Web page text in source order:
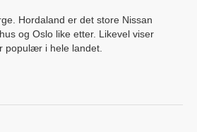
Hordaland er det store Nissan
og Oslo like etter. Likevel viser
populær i hele landet.